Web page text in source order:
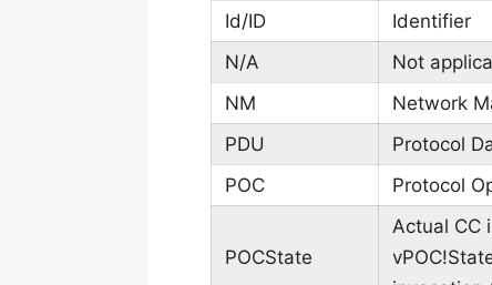
Id/ID
Identifier
N/A
Not
NM
Network
PDU
Protocol
POC
Protocol
POCState
Actual CC